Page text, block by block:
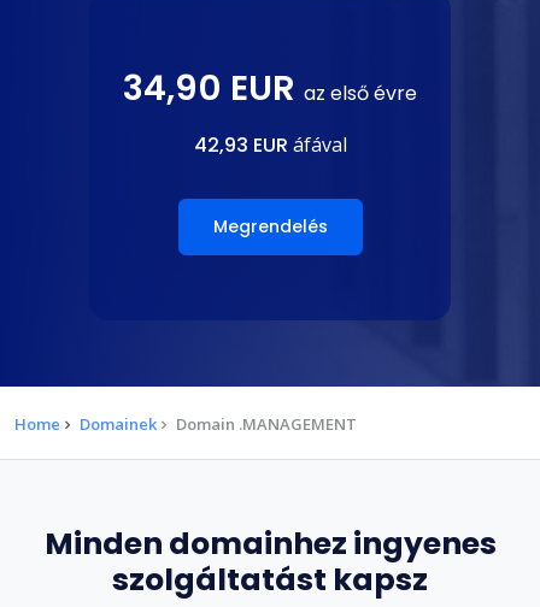
34,90 EUR az első évre
42,93 EUR áfával
Megrendelés
Home Domainek Domain .MANAGEMENT
Minden domainhez ingyenes
szolgáltatást kapsz